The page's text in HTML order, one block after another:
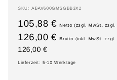
SKU: ABAV600GMSGBB3X2
105,88 €Netto (zzgl. MwSt. zzgl.
126,00 €Brutto (inkl. MwSt. zzgl.
Normaler
126,00 €126,00
€
Lieferzeit: 5-10 Werktage